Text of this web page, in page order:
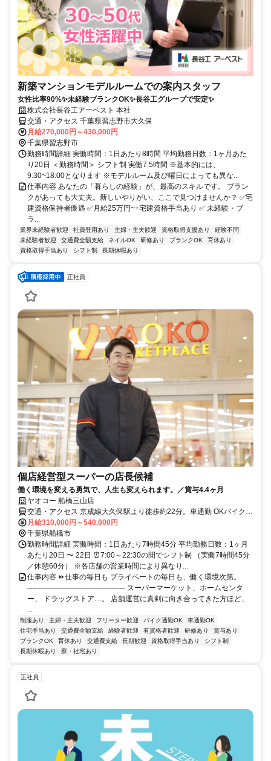
新築マンションモデルルームでの案内スタッフ
女性比率90%✨未経験ブランクOK✨長谷工グループで安定✨
株式会社長谷工アーベスト 本社
交通・アクセス 千葉県習志野市大久保
月給270,000円～430,000円
千葉県習志野市
勤務時間詳細 実働時間：1日あたり8時間 平均勤務日数：1ヶ月あた
り20日 ＜勤務時間＞ シフト制 実働7.5時間 ※基本的には、
9:30~18:00となります ※モデルルーム及び曜日によっても異な...
仕事内容 あなたの「暮らしの経験」が、最高のスキルです。 ブラン
クがあっても大丈夫。新しいやりがい、ここで見つけませんか？ ✅宅
建資格保持者優遇 ✅月給25万円~+宅建資格手当あり ✅ 未経験・ブ
ラ...
業界未経験者歓迎 社員登用あり 主婦・主夫歓迎 資格取得支援あり
経験不問
未経験者歓迎
交通費全額支給 ネイルOK 研修あり ブランクOK
育休あり
資格取得手当あり
シフト制 長期休暇あり
正社員
個店経営型スーパーの店長候補
働く環境を変える勇気で、人生も変えられます。／賞与4.4ヶ月
ヤオコー 船橋三山店
交通・アクセス 京成線大久保駅より徒歩約22分。車通勤 OKバイク通
勤 OK自転車通勤 OK
月給310,000円～540,000円
千葉県船橋市
勤務時間詳細 実働時間：1日あたり7時間45分 平均勤務日数：1ヶ月
あたり20日 〜 22日 ⏰7:00～22:30の間でシフト制 （実働7時間45分
／休憩60分） ※各店舗の営業時間により異なり...
仕事内容 ⏩仕事の毎日も プライベートの毎日も、働く環境次第。
────────────────── スーパーマーケット、ホームセンタ
ー、 ドラッグストア…。 店舗運営に真剣に向き合ってきた方ほど、
...
制服あり 主婦・主夫歓迎 フリーター歓迎 バイク通勤OK
車通勤OK
住宅手当あり
交通費全額支給 経験者歓迎 有資格者歓迎 研修あり
賞与あり
ブランクOK
育休あり 交通費支給 長期歓迎 資格取得手当あり
シフト制
長期休暇あり
寮・社宅あり
正社員